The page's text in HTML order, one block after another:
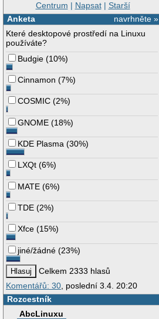
Centrum | Napsat| Starší
navrhněte »
Anketa
Které desktopové prostředí na Linuxu
používáte?
Budgie (10%)
Cinnamon (7%)
COSMIC (2%)
GNOME (18%)
KDE Plasma (30%)
LXQt (6%)
MATE (6%)
TDE (2%)
Xfce (15%)
jiné/žádné (23%)
Celkem 2333 hlasů
Komentářů: 30, poslední 3.4. 20:20
Rozcestník
AbcLinuxu